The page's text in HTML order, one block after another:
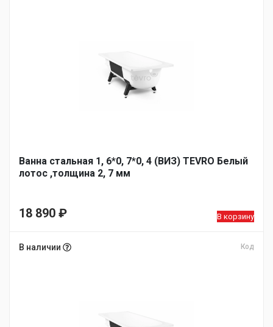
Ванна стальная 1, 6*0, 7*0, 4 (ВИЗ) TEVRO Белый
лотос ,толщина 2, 7 мм
18 890 ₽ В корзину
В наличии Код